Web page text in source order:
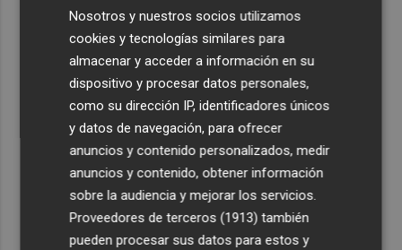
El Villarreal anuncia a sus seis capitanes: Gerard
Moreno, Foyth, Comesaña, Ayoze, Cardona y Logan
Costa
Recibe toda la actualidad de
Plaza Podcast en tu correo
Nosotros y nuestros socios utilizamos
cookies y tecnologías similares para
almacenar y acceder a información en su
dispositivo y procesar datos personales,
como su dirección IP, identificadores únicos
y datos de navegación, para ofrecer
anuncios y contenido personalizados, medir
anuncios y contenido, obtener información
sobre la audiencia y mejorar los servicios.
Proveedores de terceros (1913) también
pueden procesar sus datos para estos y